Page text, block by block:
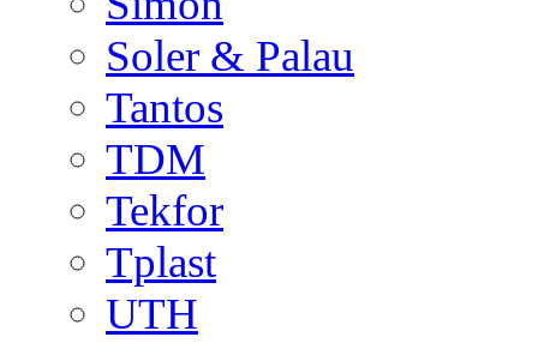
Soler & Palau
Tantos
TDM
Tekfor
Tplast
UTH